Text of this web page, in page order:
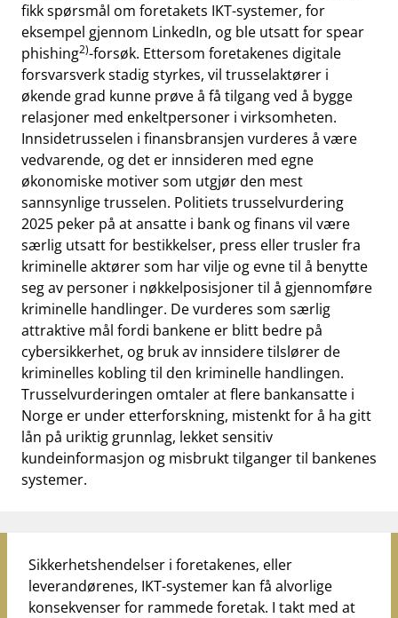
fikk spørsmål om foretakets IKT-systemer, for
eksempel gjennom LinkedIn, og ble utsatt for spear
phishing2)-forsøk. Ettersom foretakenes digitale
forsvarsverk stadig styrkes, vil trusselaktører i
økende grad kunne prøve å få tilgang ved å bygge
relasjoner med enkeltpersoner i virksomheten.
Innsidetrusselen i finans­bransjen vurderes å være
vedvarende, og det er innsideren med egne
økonomiske motiver som utgjør den mest
sannsynlige trusselen. Politiets trusselvurdering
2025 peker på at ansatte i bank og finans vil være
særlig utsatt for bestikkelser, press eller trusler fra
kriminelle aktører som har vilje og evne til å benytte
seg av personer i nøkkelposisjoner til å gjennomføre
kriminelle handlinger. De vurderes som særlig
attraktive mål fordi bankene er blitt bedre på
cybersikkerhet, og bruk av innsidere tilslører de
kriminelles kobling til den kriminelle handlingen.
Trusselvurderingen omtaler at flere bankansatte i
Norge er under etterforskning, mistenkt for å ha gitt
lån på uriktig grunnlag, lekket sensitiv
kundeinformasjon og misbrukt tilganger til bankenes
systemer.
Sikkerhetshendelser i foretakenes, eller
leverandørenes, IKT-systemer kan få alvorlige
konsekvenser for rammede foretak. I takt med at